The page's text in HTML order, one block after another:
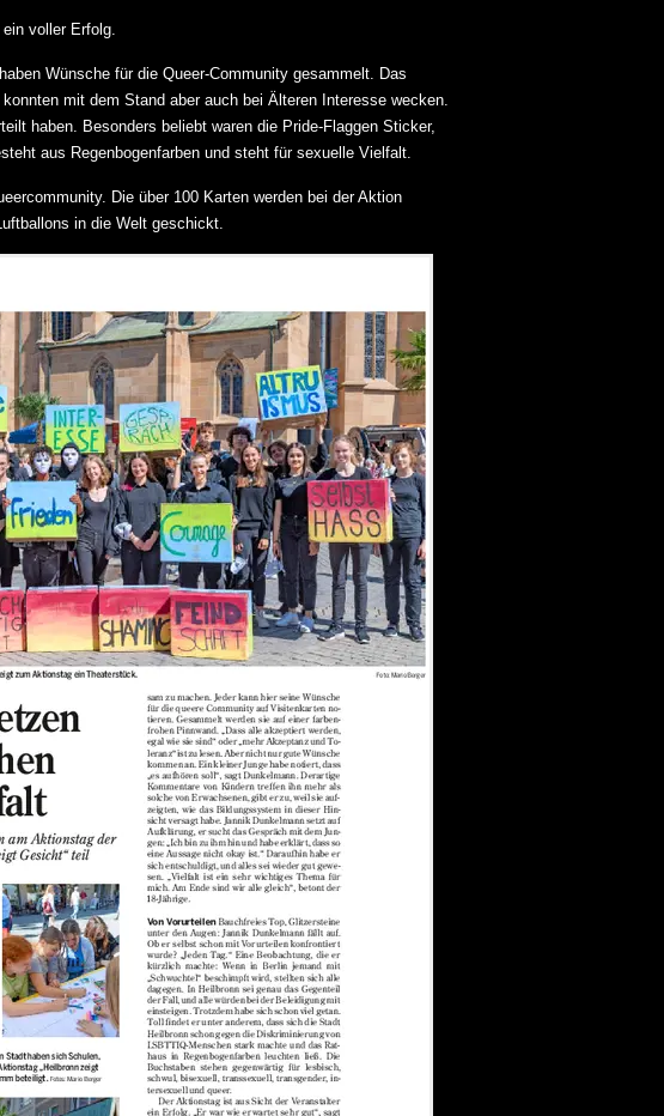
voller Erfolg.
Wünsche für die Queer-Community gesammelt. Das
mit dem Stand aber auch bei Älteren Interesse wecken.
haben. Besonders beliebt waren die Pride-Flaggen Sticker,
aus Regenbogenfarben und steht für sexuelle Vielfalt.
Die über 100 Karten werden bei der Aktion
in die Welt geschickt.